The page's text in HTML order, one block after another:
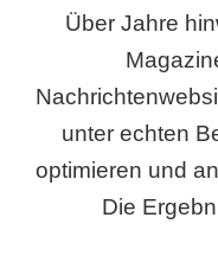
Über Jahre
unter echten
optimieren und
Die